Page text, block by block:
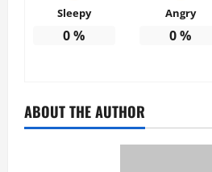
Sleepy
0%
Angry
0%
ABOUT THE AUTHOR